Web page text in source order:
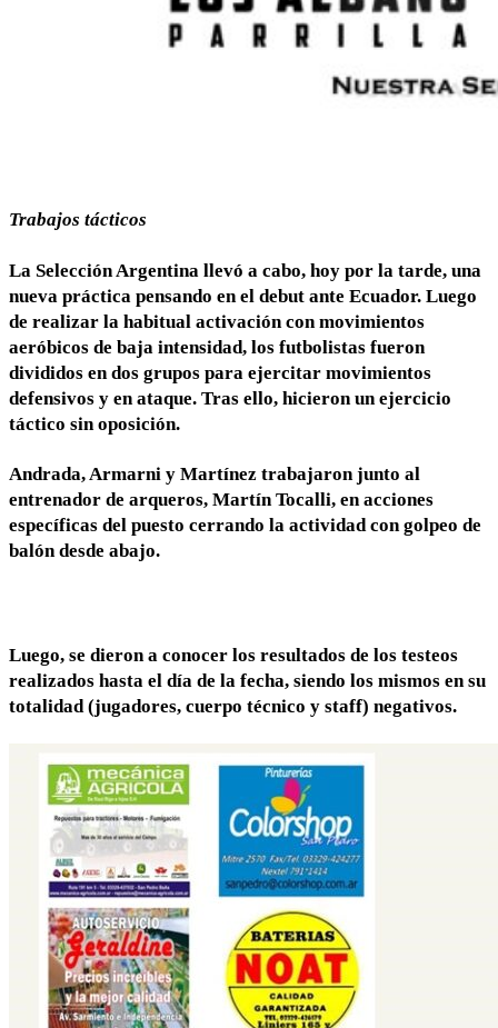
Trabajos tácticos
La Selección Argentina llevó a cabo, hoy por la tarde, una
nueva práctica pensando en el debut ante Ecuador. Luego
de realizar la habitual activación con movimientos
aeróbicos de baja intensidad, los futbolistas fueron
divididos en dos grupos para ejercitar movimientos
defensivos y en ataque. Tras ello, hicieron un ejercicio
táctico sin oposición.
Andrada, Armarni y Martínez trabajaron junto al
entrenador de arqueros, Martín Tocalli, en acciones
específicas del puesto cerrando la actividad con golpeo de
balón desde abajo.
Luego, se dieron a conocer los resultados de los testeos
realizados hasta el día de la fecha, siendo los mismos en su
totalidad (jugadores, cuerpo técnico y staff) negativos.